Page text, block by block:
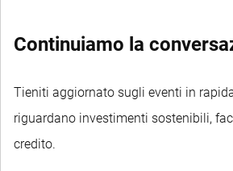
Continuiamo la
Tieniti aggiornato sugli eventi in
riguardano investimenti sostenibili,
credito.